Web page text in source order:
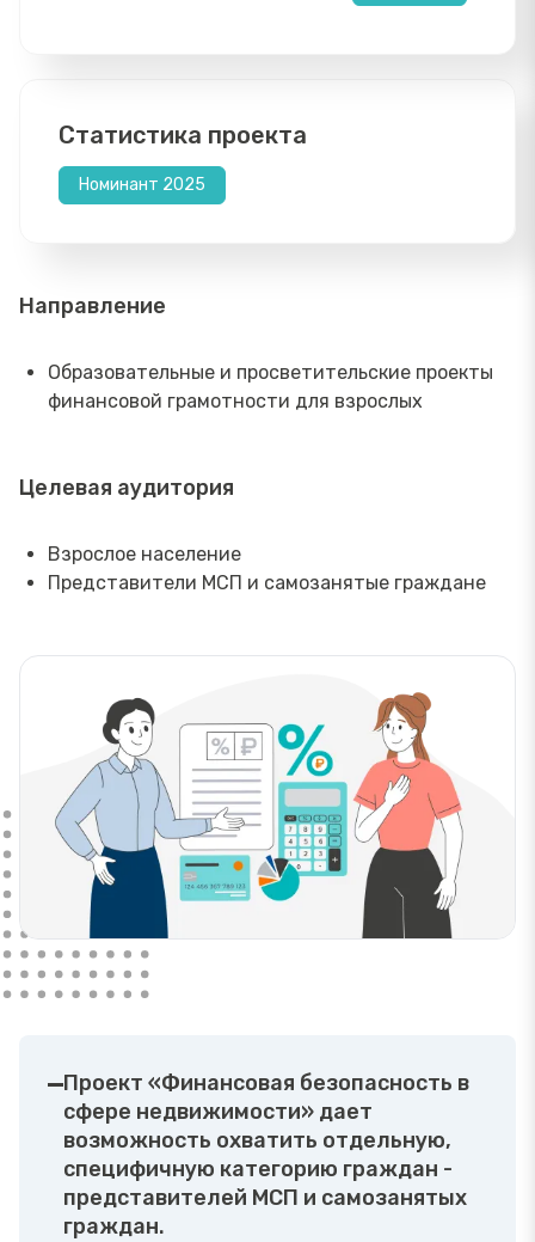
Статистика проекта
Номинант 2025
Направление
Образовательные и просветительские проекты
финансовой грамотности для взрослых
Целевая аудитория
Взрослое население
Представители МСП и самозанятые граждане
Проект «Финансовая безопасность в
сфере недвижимости» дает
возможность охватить отдельную,
специфичную категорию граждан -
представителей МСП и самозанятых
граждан.